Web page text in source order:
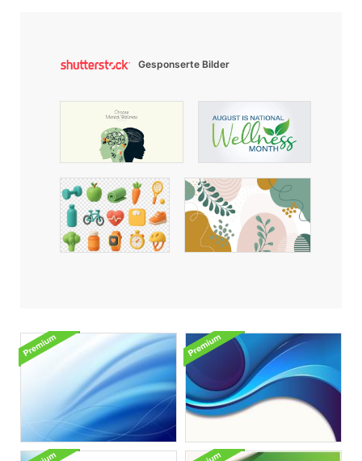
Gesponserte Bilder